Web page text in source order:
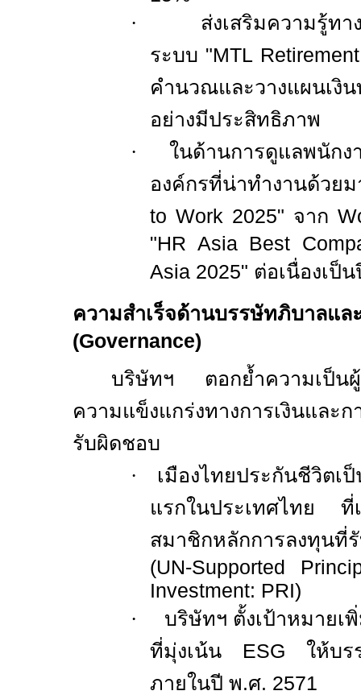
·
ส่งเสริมความรู้ทา
ระบบ "MTL
คำนวณและวางแผนเงิ
อย่างมีประสิทธิภาพ
·
ในด้านการดูแลพนักง
องค์กรที่น่าทำงานด้วย
to Work 2025" จาก
"HR Asia Best
Asia 2025" ต่อเนื่องเป็
ความสำเร็จด้านบรรษัทภิบาลแล
(Governance)
บริษัทฯ ตอกย้ำความเป็นผู้
ความแข็งแกร่งทางการเงินและ
รับผิดชอบ
·
เมืองไทยประกันชีวิตเ
แรกในประเทศไทย ที่
สมาชิกหลักการลงทุนที่
(UN-Supported
Investment: PRI)
·
บริษัทฯ ตั้งเป้าหมายเ
ที่มุ่งเน้น ESG ให้บ
ภายในปี พ.ศ. 2571